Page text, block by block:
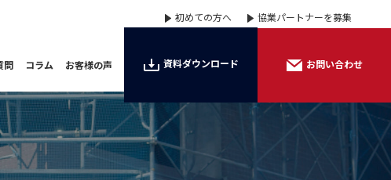
初めての方へ 協業パートナーを募集
問 コラム お客様の声 資料ダウンロード お問い合わせ